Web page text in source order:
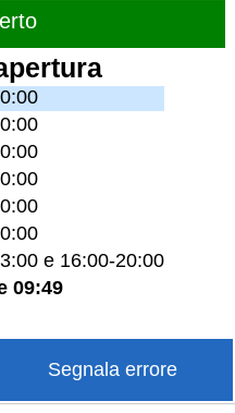
e 16:00-20:00
09:49
Segnala errore